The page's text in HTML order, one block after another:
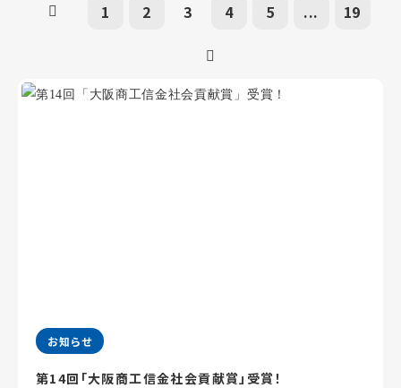
1 2 3 4 5 ... 19
お知らせ
第14回「大阪商工信金社会貢献賞」受賞！